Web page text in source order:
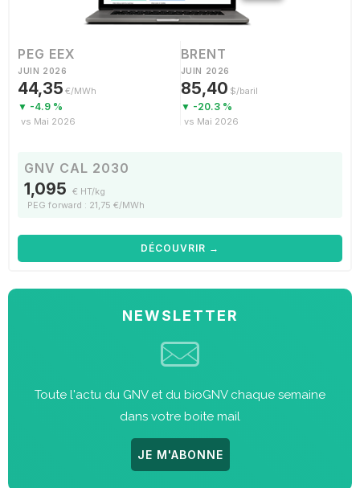
PEG EEX
JUIN 2026
44,35 €/MWh
▼ -4.9 %
vs Mai 2026
BRENT
JUIN 2026
85,40 $/baril
▼ -20.3 %
vs Mai 2026
GNV CAL 2030
1,095 € HT/kg
PEG forward : 21,75 €/MWh
DÉCOUVRIR →
NEWSLETTER
Toute l'actu du GNV et du bioGNV chaque semaine
dans votre boite mail
JE M'ABONNE